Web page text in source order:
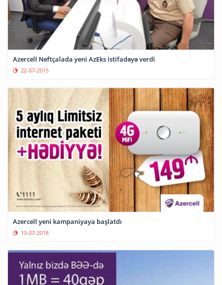
Azercell Neftçalada yeni AzEks istifadəyə verdi
22-07-2015
Azercell yeni kampaniyaya başlatdı
13-07-2018